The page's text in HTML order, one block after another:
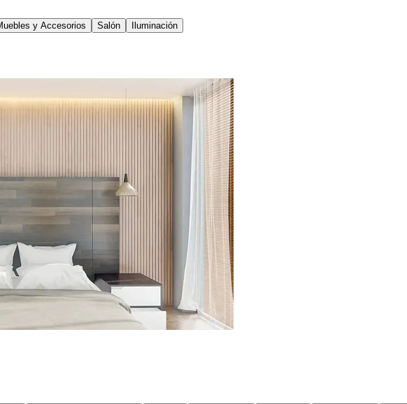
y Accesorios Salón Iluminación